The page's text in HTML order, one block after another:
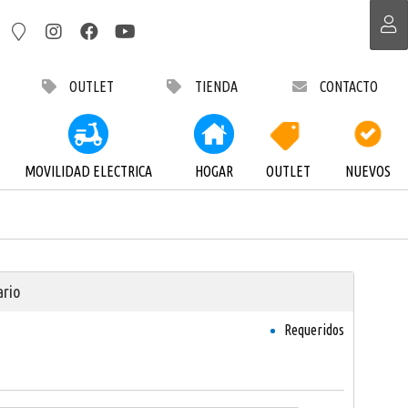
OUTLET TIENDA CONTACTO
MOVILIDAD ELECTRICA HOGAR OUTLET NUEVOS
Requeridos